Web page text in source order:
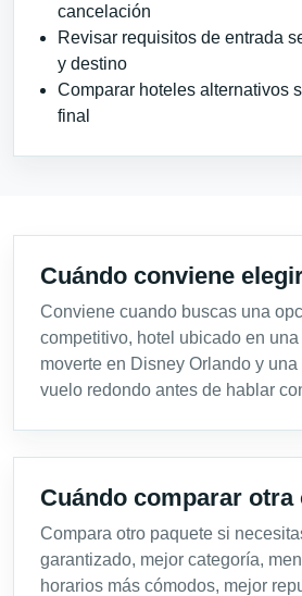
cancelación
Revisar requisitos de entrada
y destino
Comparar hoteles alternativos
final
Cuándo conviene
Conviene cuando buscas una
competitivo, hotel ubicado en
moverte en Disney Orlando y
vuelo redondo antes de hablar
Cuándo comparar otra
Compara otro paquete si
garantizado, mejor categoría,
horarios más cómodos, mejor